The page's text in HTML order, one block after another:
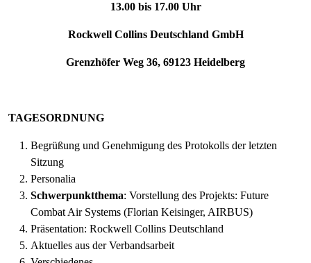
13.00 bis 17.00 Uhr
Rockwell Collins Deutschland GmbH
Grenzhöfer Weg 36, 69123 Heidelberg
TAGESORDNUNG
Begrüßung und Genehmigung des Protokolls der letzten
Sitzung
Personalia
Schwerpunktthema: Vorstellung des Projekts: Future
Combat Air Systems (Florian Keisinger, AIRBUS)
Präsentation: Rockwell Collins Deutschland
Aktuelles aus der Verbandsarbeit